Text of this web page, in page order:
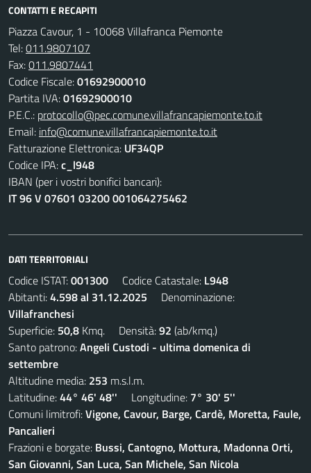
CONTATTI E RECAPITI
Piazza Cavour, 1 - 10068 Villafranca Piemonte
Tel:011.9807107
Fax:011.9807441
Codice Fiscale:01692900010
Partita IVA:01692900010
P.E.C.: protocollo@pec.comune.villafrancapiemonte.to.it
Email: info@comune.villafrancapiemonte.to.it
Fatturazione Elettronica: UF34QP
Codice IPA:c_l948
IBAN (per i vostri bonifici bancari):
IT 96 V 07601 03200 001064275462
DATI TERRITORIALI
Codice ISTAT:001300 Codice Catastale: L948
Abitanti:4.598 al 31.12.2025 Denominazione:
Villafranchesi
Superficie: 50,8 Kmq. Densità:92 (ab/kmq.)
Santo patrono:Angeli Custodi - ultima domenica di
settembre
Altitudine media: 253 m.s.l.m.
Latitudine:44° 46' 48'' Longitudine: 7° 30' 5''
Comuni limitrofi:Vigone, Cavour, Barge, Cardè, Moretta, Faule,
Pancalieri
Frazioni e borgate: Bussi, Cantogno, Mottura, Madonna Orti,
San Giovanni, San Luca, San Michele, San Nicola